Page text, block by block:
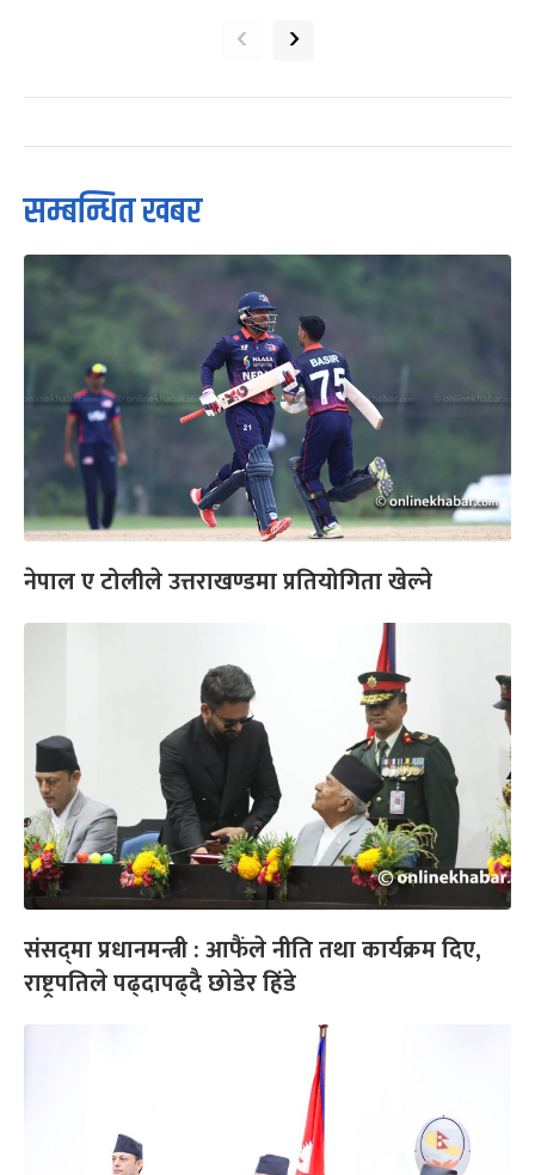
‹ ›
सम्बन्धित खबर
नेपाल ए टोलीले उत्तराखण्डमा प्रतियोगिता खेल्ने
संसद्‌मा प्रधानमन्त्री : आफैंले नीति तथा कार्यक्रम दिए,
राष्ट्रपतिले पढ्दापढ्दै छोडेर हिंडे